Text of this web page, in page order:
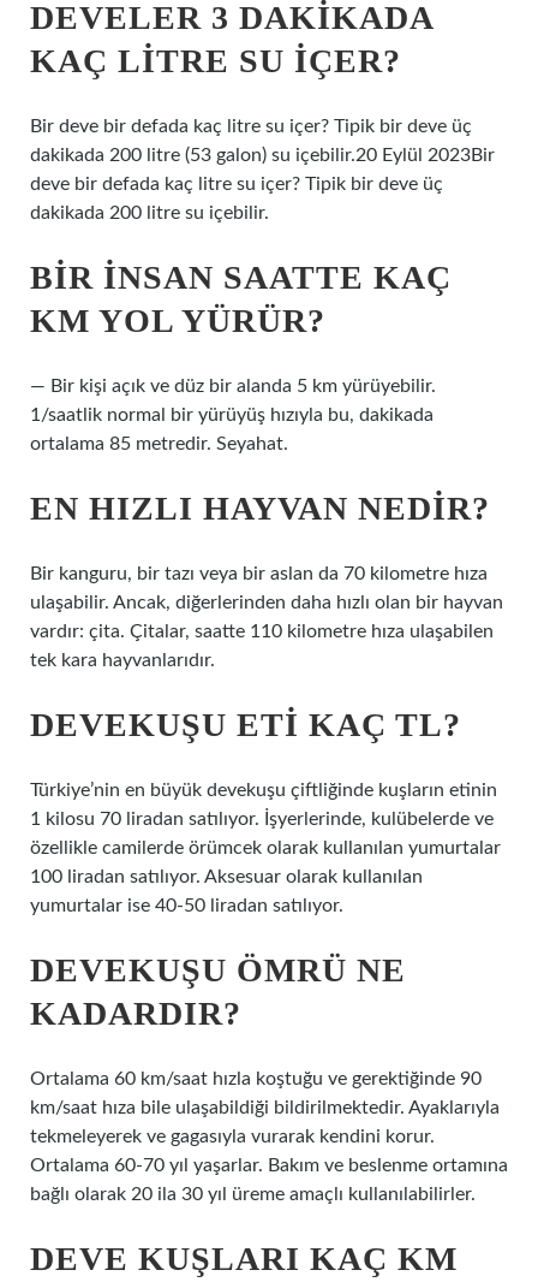
DEVELER 3 DAKIKADA
KAÇ LITRE SU IÇER?
Bir deve bir defada kaç litre su içer? Tipik bir deve üç
dakikada 200 litre (53 galon) su içebilir.20 Eylül 2023Bir
deve bir defada kaç litre su içer? Tipik bir deve üç
dakikada 200 litre su içebilir.
BIR INSAN SAATTE KAÇ
KM YOL YÜRÜR?
— Bir kişi açık ve düz bir alanda 5 km yürüyebilir.
1/saatlik normal bir yürüyüş hızıyla bu, dakikada
ortalama 85 metredir. Seyahat.
EN HIZLI HAYVAN NEDIR?
Bir kanguru, bir tazı veya bir aslan da 70 kilometre hıza
ulaşabilir. Ancak, diğerlerinden daha hızlı olan bir hayvan
vardır: çita. Çitalar, saatte 110 kilometre hıza ulaşabilen
tek kara hayvanlarıdır.
DEVEKUŞU ETI KAÇ TL?
Türkiye’nin en büyük devekuşu çiftliğinde kuşların etinin
1 kilosu 70 liradan satılıyor. İşyerlerinde, kulübelerde ve
özellikle camilerde örümcek olarak kullanılan yumurtalar
100 liradan satılıyor. Aksesuar olarak kullanılan
yumurtalar ise 40-50 liradan satılıyor.
DEVEKUŞU ÖMRÜ NE
KADARDIR?
Ortalama 60 km/saat hızla koştuğu ve gerektiğinde 90
km/saat hıza bile ulaşabildiği bildirilmektedir. Ayaklarıyla
tekmeleyerek ve gagasıyla vurarak kendini korur.
Ortalama 60-70 yıl yaşarlar. Bakım ve beslenme ortamına
bağlı olarak 20 ila 30 yıl üreme amaçlı kullanılabilirler.
DEVE KUŞLARI KAÇ KM